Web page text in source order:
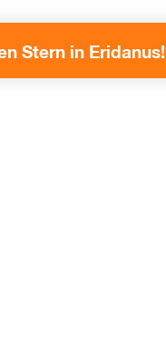
Stern in Eridanus!